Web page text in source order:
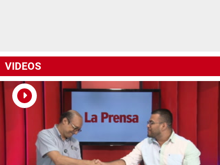
VIDEOS